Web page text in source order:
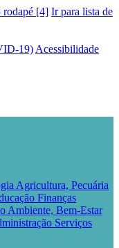
rodapé [4] Ir para lista de
19) Acessibilidade
Agricultura, Pecuária
Finanças
Ambiente, Bem-Estar
Serviços